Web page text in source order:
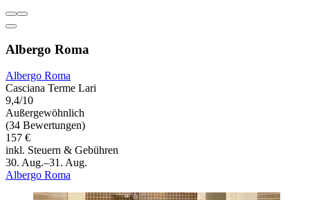
Albergo Roma
Albergo Roma
Casciana Terme Lari
9,4/10
Außergewöhnlich
(34 Bewertungen)
157 €
inkl. Steuern & Gebühren
30. Aug.–31. Aug.
Albergo Roma